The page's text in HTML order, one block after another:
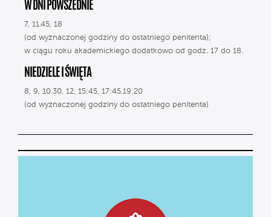
W DNI POWSZEDNIE
7, 11.45, 18
(od wyznaczonej godziny do ostatniego penitenta);
w ciągu roku akademickiego dodatkowo od godz. 17 do 18.
NIEDZIELE I ŚWIĘTA
8, 9, 10.30, 12, 15:45, 17:45,19:20
(od wyznaczonej godziny do ostatniego penitenta)